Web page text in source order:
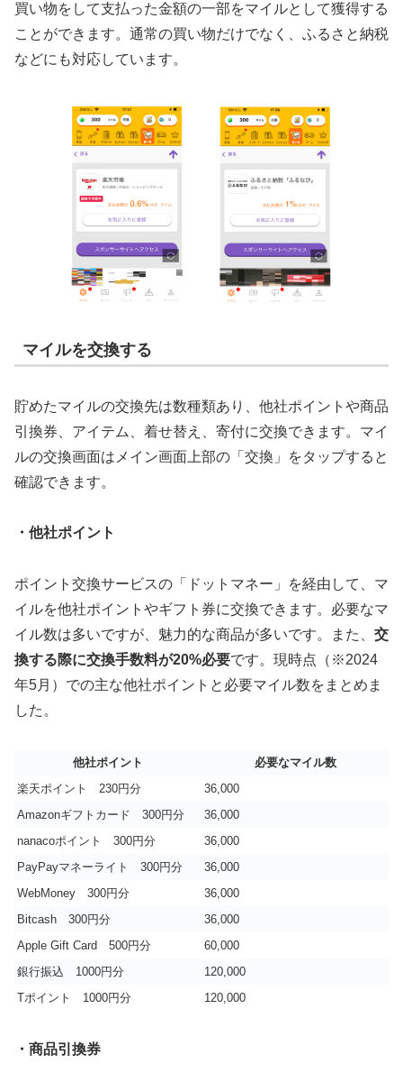
買い物をして支払った金額の一部をマイルとして獲得する
ことができます。通常の買い物だけでなく、ふるさと納税
などにも対応しています。
マイルを交換する
貯めたマイルの交換先は数種類あり、他社ポイントや商品
引換券、アイテム、着せ替え、寄付に交換できます。マイ
ルの交換画面はメイン画面上部の「交換」をタップすると
確認できます。
・他社ポイント
ポイント交換サービスの「ドットマネー」を経由して、マ
イルを他社ポイントやギフト券に交換できます。必要なマ
イル数は多いですが、魅力的な商品が多いです。また、 交
換する際に交換手数料が20%必要です。現時点（※2024
年5月）での主な他社ポイントと必要マイル数をまとめま
した。
他社ポイント
必要なマイル数
楽天ポイント 230円分
36,000
Amazonギフトカード 300円分
36,000
nanacoポイント 300円分
36,000
PayPayマネーライト 300円分
36,000
WebMoney 300円分
36,000
Bitcash 300円分
36,000
Apple Gift Card 500円分
60,000
銀行振込 1000円分
120,000
Tポイント 1000円分
120,000
・商品引換券